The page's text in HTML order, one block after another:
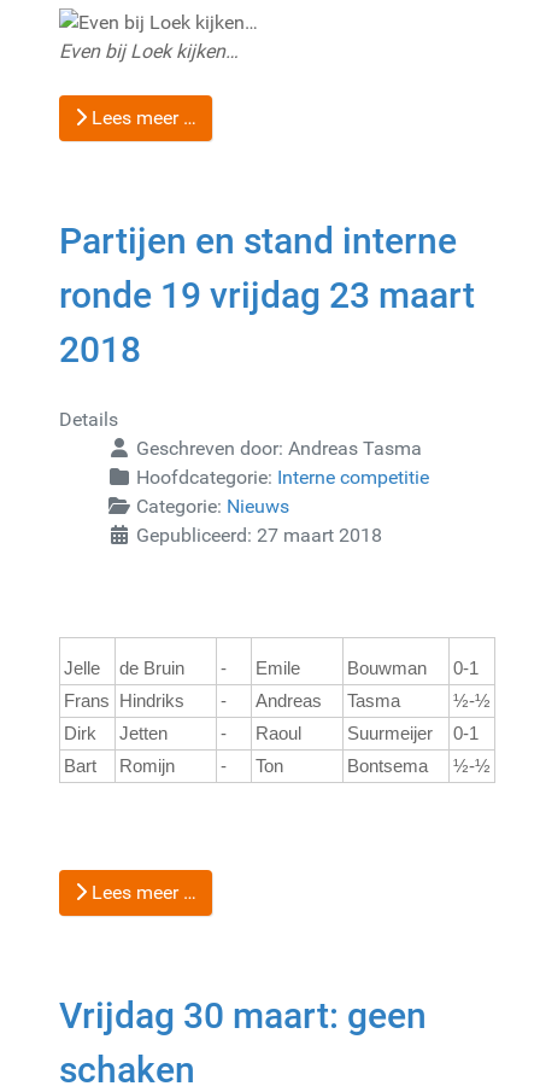
Even bij Loek kijken…
Lees meer …
Partijen en stand interne
ronde 19 vrijdag 23 maart
2018
Details
Geschreven door: Andreas Tasma
Hoofdcategorie: Interne competitie
Categorie: Nieuws
Gepubliceerd: 27 maart 2018
Jelle de Bruin - Emile Bouwman
0-1
Frans
Hindriks - Andreas Tasma
½-½
Dirk
Jetten - Raoul Suurmeijer
0-1
Bart
Romijn - Ton Bontsema ½-½
Lees meer …
Vrijdag 30 maart: geen
schaken